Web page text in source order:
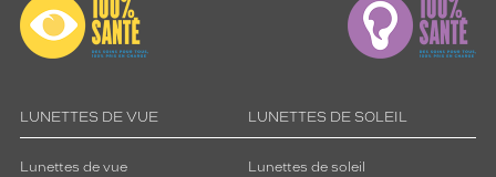
LUNETTES DE VUE
Lunettes de vue
LUNETTES DE SOLEIL
Lunettes de soleil